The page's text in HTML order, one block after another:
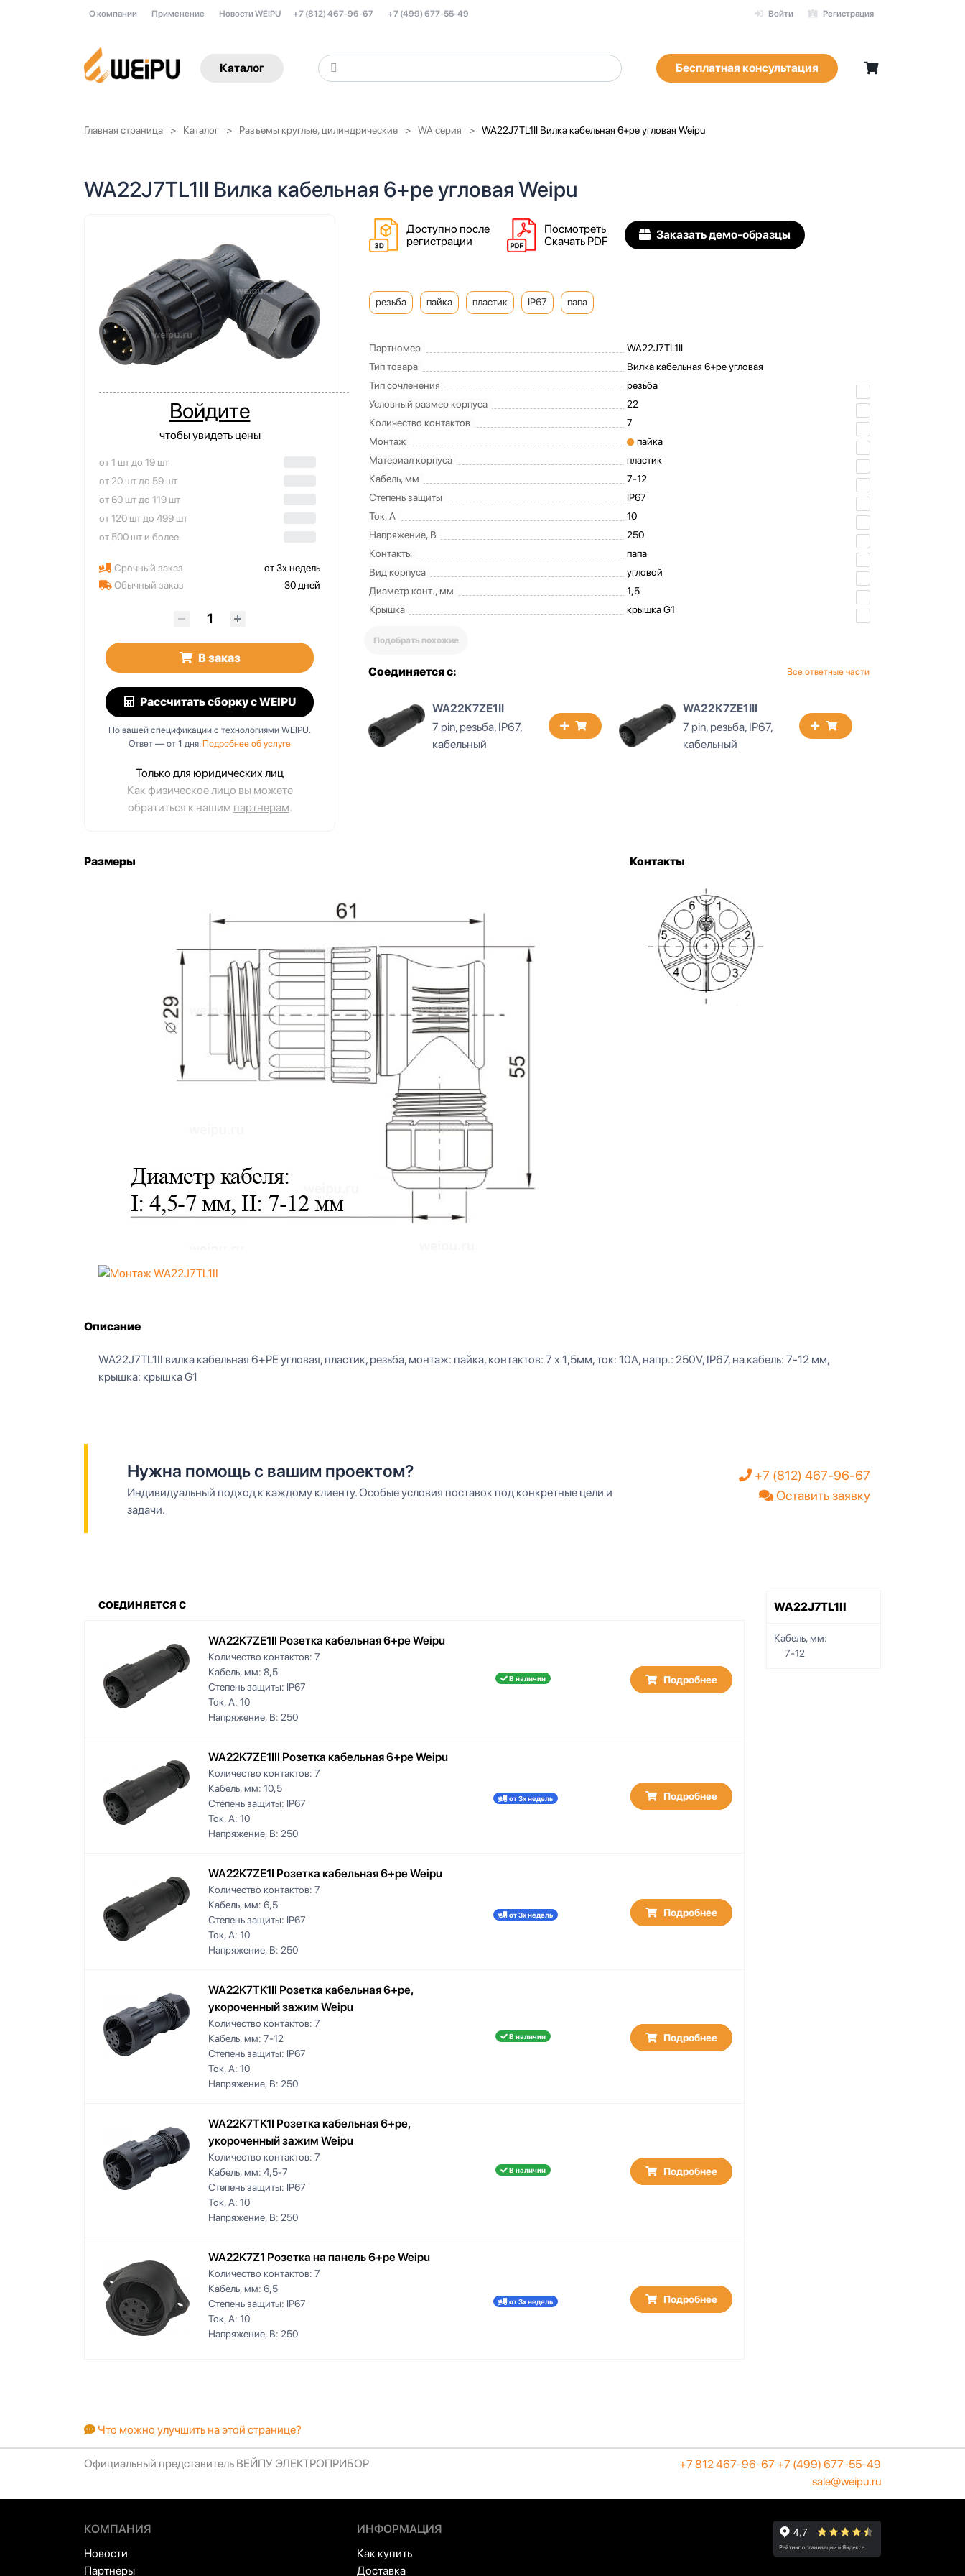
Войти Регистрация
О компании Применение Новости WEIPU +7 (812) 467-96-67 +7 (499) 677-55-49
Каталог Бесплатная консультация
Главная страница Каталог Разъемы круглые, цилиндрические WA серия WA22J7TL1II Вилка кабельная 6+pe угловая Weipu
WA22J7TL1II Вилка кабельная 6+pe угловая Weipu
Войдите
чтобы увидеть цены
от 1 шт до 19 шт
от 20 шт до 59 шт
от 60 шт до 119 шт
от 120 шт до 499 шт
от 500 шт и более
Срочный заказ
от 3х недель
Обычный заказ
30 дней
В заказ
Рассчитать сборкус WEIPU
По вашей спецификации с технологиями WEIPU.
Ответ — от 1 дня. Подробнее об услуге
Только для юридических лиц
Как физическое лицо вы можете
обратиться к нашим партнерам.
Доступно после
регистрации
Посмотреть
Скачать PDF
Заказать демо-образцы
резьба пайка пластик IP67 папа
Партномер
WA22J7TL1II
Тип товара
Вилка кабельная 6+pe угловая
Тип сочленения
резьба
Условный размер корпуса
22
Количество контактов
7
Монтаж
пайка
Материал корпуса
пластик
Кабель, мм
7-12
Степень защиты
IP67
Ток, А
10
Напряжение, В
250
Контакты
папа
Вид корпуса
угловой
Диаметр конт., мм
1,5
Крышка
крышка G1
Подобрать похожие
Соединяется с: Все ответные части
WA22K7Z1
7 pin, резьба, IP67,
панельный с фланцем, 2
WA22K7ZE1II
7 pin, резьба, IP67,
кабельный
WA22K7ZE1III
7 pin, резьба, IP67,
кабельный
Размеры Контакты
Описание
WA22J7TL1II вилка кабельная 6+PE угловая, пластик, резьба, монтаж: пайка, контактов: 7 x 1,5мм, ток: 10A, напр.: 250V, IP67, на кабель: 7-12 мм,
крышка: крышка G1
Нужна помощь с вашим проектом?
Индивидуальный подход к каждому клиенту. Особые условия поставок под конкретные цели и
задачи.
+7 (812) 467-96-67
Оставить заявку
СОЕДИНЯЕТСЯ С
WA22K7ZE1II Розетка кабельная 6+pe Weipu
Количество контактов: 7
Кабель, мм: 8,5
Степень защиты: IP67
Ток, А: 10
Напряжение, В: 250
В наличии Подробнее
WA22K7ZE1III Розетка кабельная 6+pe Weipu
Количество контактов: 7
Кабель, мм: 10,5
Степень защиты: IP67
Ток, А: 10
Напряжение, В: 250
от 3х недель Подробнее
WA22K7ZE1I Розетка кабельная 6+pe Weipu
Количество контактов: 7
Кабель, мм: 6,5
Степень защиты: IP67
Ток, А: 10
Напряжение, В: 250
от 3х недель Подробнее
WA22K7TK1II Розетка кабельная 6+pe,
укороченный зажим Weipu
Количество контактов: 7
Кабель, мм: 7-12
Степень защиты: IP67
Ток, А: 10
Напряжение, В: 250
В наличии Подробнее
WA22K7TK1I Розетка кабельная 6+pe,
укороченный зажим Weipu
Количество контактов: 7
Кабель, мм: 4,5-7
Степень защиты: IP67
Ток, А: 10
Напряжение, В: 250
В наличии Подробнее
WA22K7Z1 Розетка на панель 6+pe Weipu
Количество контактов: 7
Кабель, мм: 6,5
Степень защиты: IP67
Ток, А: 10
Напряжение, В: 250
от 3х недель Подробнее
WA22J7TL1II
Кабель, мм:
7-12
Что можно улучшить на этой странице?
Официальный представитель ВЕЙПУ ЭЛЕКТРОПРИБОР +7 812 467-96-67 +7 (499) 677-55-49
sale@weipu.ru
КОМПАНИЯ
Новости
Партнеры
ИНФОРМАЦИЯ
Как купить
Доставка